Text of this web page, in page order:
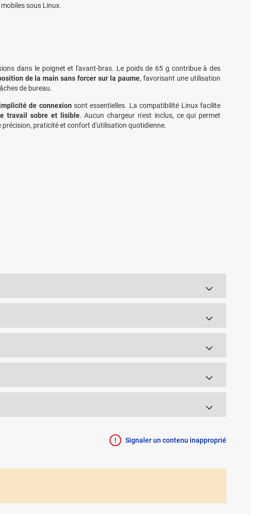
sous Linux.
dans le poignet et l'avant-bras. Le poids de 65 g contribue à des
de la main sans forcer sur la paume, favorisant une utilisation
de bureau.
de connexion sont essentielles. La compatibilité Linux facilite
travail sobre et lisible. Aucun chargeur n'est inclus, ce qui permet
précision, praticité et confort d'utilisation quotidienne.
Signaler un contenu inapproprié